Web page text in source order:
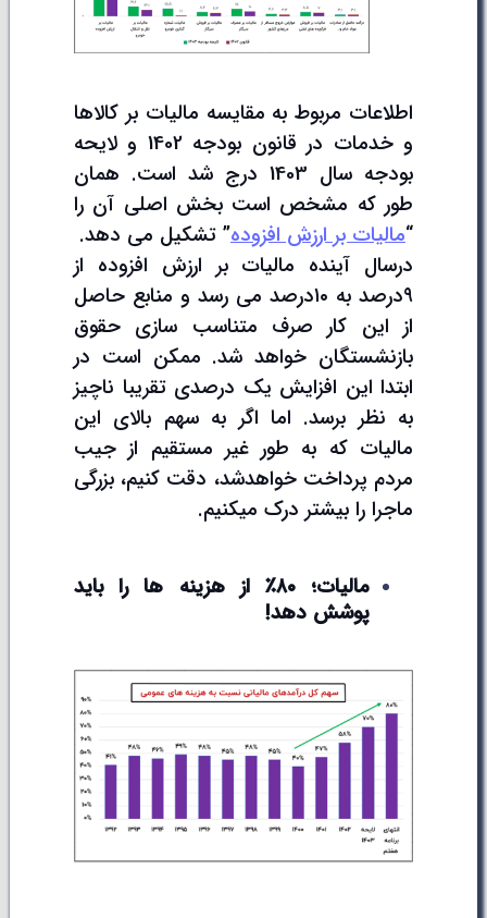
اطلاعات مربوط به مقایسه مالیات بر کالاها
و خدمات در قانون بودجه 1402 و لایحه
بودجه سال 1403 درج شد است. همان
طور که مشخص است بخش اصلی آن را
“مالیاتبر ارزش افزوده” تشکیل می دهد.
درسال آینده مالیات بر ارزش افزوده از
۹درصد به ۱۰درصد می رسد و منابع حاصل
از این کار صرف متناسب سازی حقوق
بازنشستگان خواهد شد. ممکن است در
ابتدا این افزایش یک‌ درصدی تقریبا ناچیز
به نظر برسد. اما اگر به سهم بالای این
مالیات که به طور غیر مستقیم از جیب
مردم پرداخت خواهدشد، دقت کنیم، بزرگی
ماجرا را بیشتر درک میکنیم.
مالیات؛ ۸۰٪ از هزینه ها را باید
پوشش دهد!